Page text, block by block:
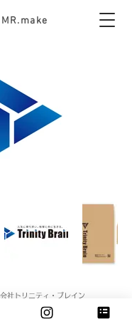
会社トリニティ・ブレイン
封筒・名刺・チラシ